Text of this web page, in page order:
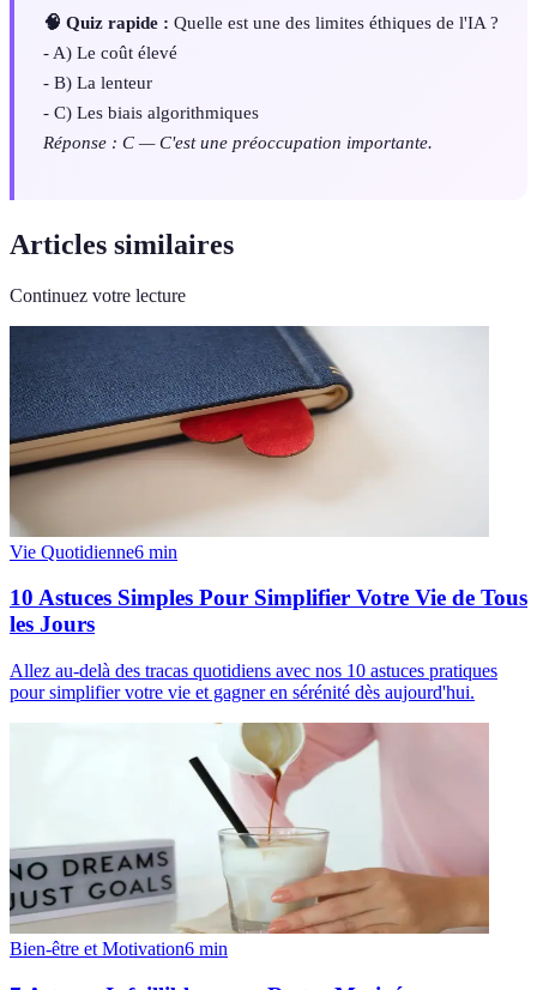
🧠 Quiz rapide : Quelle est une des limites éthiques de l'IA ?
- A) Le coût élevé
- B) La lenteur
- C) Les biais algorithmiques
Réponse : C — C'est une préoccupation importante.
Articles similaires
Continuez votre lecture
Vie Quotidienne6 min
10 Astuces Simples Pour Simplifier Votre Vie de Tous
les Jours
Allez au-delà des tracas quotidiens avec nos 10 astuces pratiques
pour simplifier votre vie et gagner en sérénité dès aujourd'hui.
Bien-être et Motivation6 min